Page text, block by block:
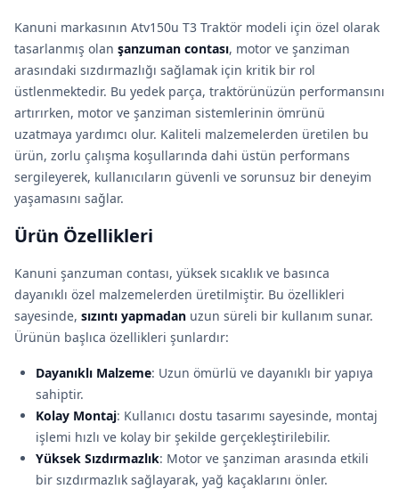
Kanuni markasının Atv150u T3 Traktör modeli için özel olarak
tasarlanmış olan şanzuman contası, motor ve şanziman
arasındaki sızdırmazlığı sağlamak için kritik bir rol
üstlenmektedir. Bu yedek parça, traktörünüzün performansını
artırırken, motor ve şanziman sistemlerinin ömrünü
uzatmaya yardımcı olur. Kaliteli malzemelerden üretilen bu
ürün, zorlu çalışma koşullarında dahi üstün performans
sergileyerek, kullanıcıların güvenli ve sorunsuz bir deneyim
yaşamasını sağlar.
Ürün Özellikleri
Kanuni şanzuman contası, yüksek sıcaklık ve basınca
dayanıklı özel malzemelerden üretilmiştir. Bu özellikleri
sayesinde, sızıntı yapmadan uzun süreli bir kullanım sunar.
Ürünün başlıca özellikleri şunlardır:
Dayanıklı Malzeme: Uzun ömürlü ve dayanıklı bir yapıya
sahiptir.
Kolay Montaj: Kullanıcı dostu tasarımı sayesinde, montaj
işlemi hızlı ve kolay bir şekilde gerçekleştirilebilir.
Yüksek Sızdırmazlık: Motor ve şanziman arasında etkili
bir sızdırmazlık sağlayarak, yağ kaçaklarını önler.